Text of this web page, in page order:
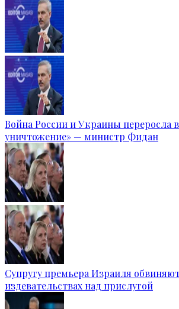
Война России и Украины переросла
уничтожение» — министр Фидан
Супругу премьера Израиля
издевательствах над прислугой